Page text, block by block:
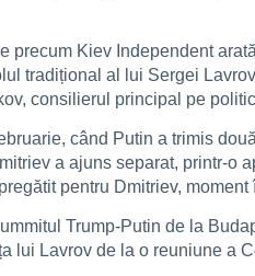
precum Kiev Independent
tradițional al lui Sergei
consilierul principal pe
când Putin a trimis
a ajuns separat, printr-o
pentru Dmitriev,
Trump-Putin de la
lui Lavrov de la o reuniune a